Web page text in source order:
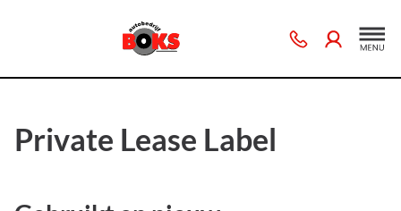
Private Lease Label